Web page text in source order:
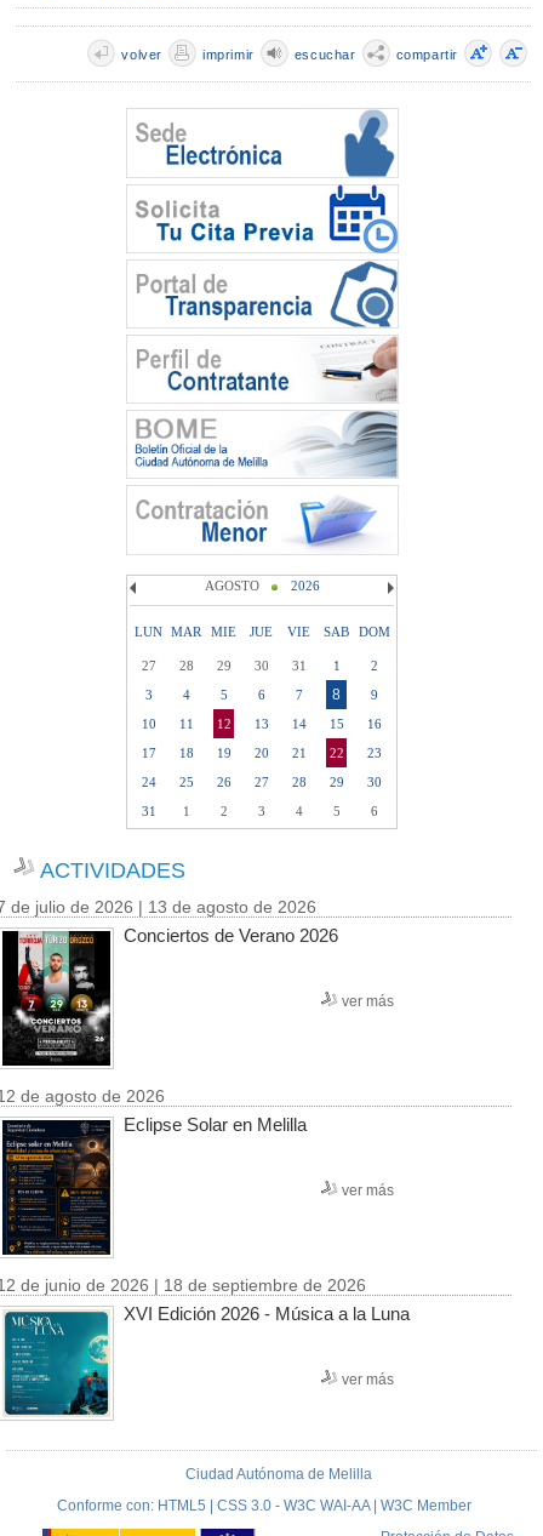
compartir
escuchar
imprimir
volver
AGOSTO 2026
LUN MAR MIE JUE VIE SAB DOM
27 28 29 30 31 1
2
3
4 5 6 7 8
9
10
11 12 13 14 15
16
17
18 19 20 21 22
23
24
25 26 27 28 29
30
31
1 2 3 4 5 6
ACTIVIDADES
de julio de 2026 | 13 de agosto de 2026
Conciertos de Verano 2026
ver más
de agosto de 2026
Eclipse Solar en Melilla
ver más
de junio de 2026 | 18 de septiembre de 2026
XVI Edición 2026 - Música a la Luna
ver más
Ciudad Autónoma de Melilla
Conforme con: HTML5 | CSS 3.0 - W3C WAI-AA | W3C Member